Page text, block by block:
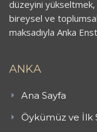
düzeyini
bireysel ve
maksadıyla Anka
ANKA
Ana Sayfa
Öykümüz ve İlk